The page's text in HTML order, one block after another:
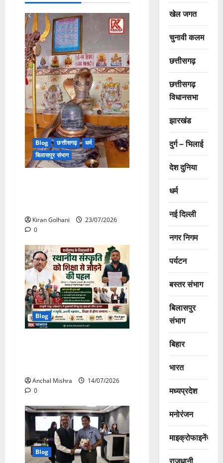
Blog छत्तीसगढ़
धर्म
बिलासपुर संभाग
Kiran Golhani
23/07/2026
0
Blog
Anchal Mishra
14/07/2026
0
Blog
खेल जगत
चुनावी कलम
छत्तीसगढ़
छत्तीसगढ़
विधानसभा
झारखंड
दुर्ग – भिलाई
देश दुनिया
धर्म
नई दिल्ली
नगर निगम
पर्यटन
बस्तर संभाग
बिलासपुर
संभाग
बिहार
भारत
मध्यप्रदेश
मनोरंजन
माइक्रोफाइनेंस